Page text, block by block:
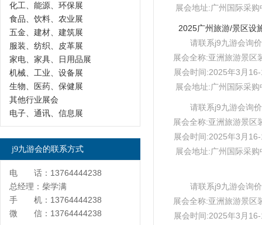
展会地址:广州国际采购
2025广州旅游/景区设
请联系j9九游会询价
展会全称:亚洲旅游景区
展会时间:2025年3月
展会地址:广州国际采购
请联系j9九游会询价
展会全称:亚洲旅游景区
展会时间:2025年3月
展会地址:广州国际采购
请联系j9九游会询价
展会全称:亚洲旅游景区
展会时间:2025年3月
化工、能源、环保展
食品、饮料、农业展
五金、建材、建筑展
服装、纺织、皮革展
家电、家具、日用品展
机械、工业、设备展
生物、医药、保健展
其他行业展会
电子、通讯、信息展
j9九游会的联系方式
电 话：13764444238
总经理：柴学满
手 机：13764444238
微 信：13764444238